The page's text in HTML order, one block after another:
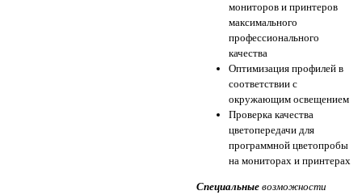
мониторов и принтеров
максимального
профессионального
качества
Оптимизация профилей в
соответствии с
окружающим освещением
Проверка качества
цветопередачи для
программной цветопробы
на мониторах и принтерах
Специальныевозможности